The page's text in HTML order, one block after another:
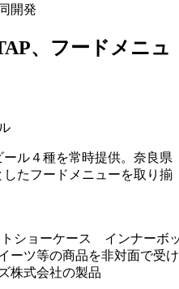
開発
、フードメニュ
ル４種を常時提供。奈良県
たフードメニューを取り揃
トショーケース インナーボ
ーツ等の商品を非対面で受
株式会社の製品